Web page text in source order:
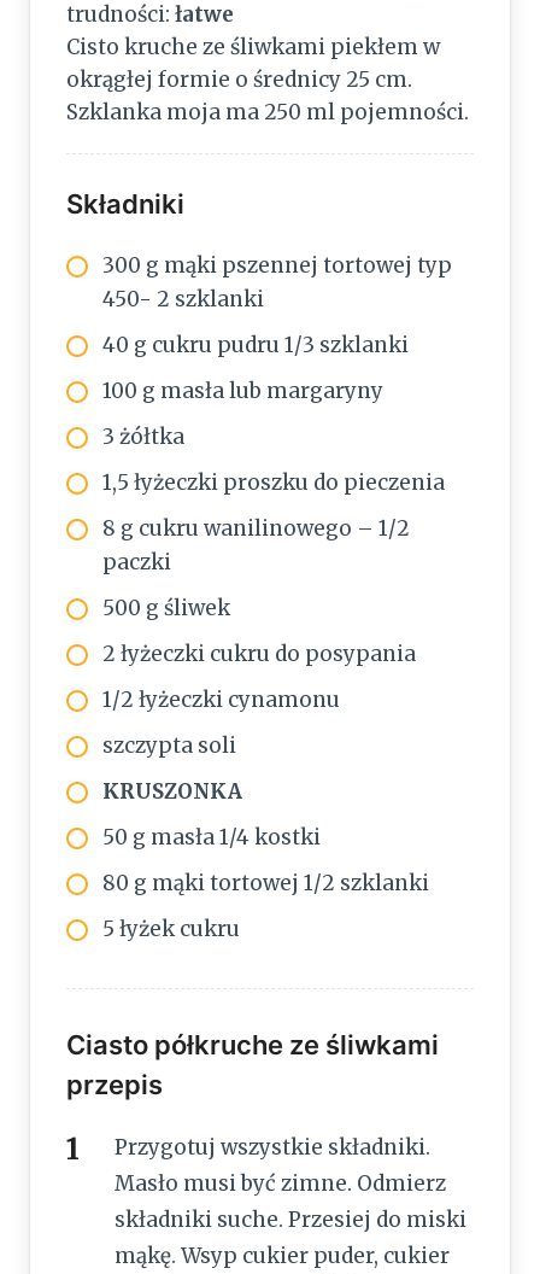
trudności: łatwe
Cisto kruche ze śliwkami piekłem w
okrągłej formie o średnicy 25 cm.
Szklanka moja ma 250 ml pojemności.
Składniki
300 g mąki pszennej tortowej typ
450- 2 szklanki
40 g cukru pudru 1/3 szklanki
100 g masła lub margaryny
3 żółtka
1,5 łyżeczki proszku do pieczenia
8 g cukru wanilinowego – 1/2
paczki
500 g śliwek
2 łyżeczki cukru do posypania
1/2 łyżeczki cynamonu
szczypta soli
KRUSZONKA
50 g masła 1/4 kostki
80 g mąki tortowej 1/2 szklanki
5 łyżek cukru
Ciasto półkruche ze śliwkami
przepis
Przygotuj wszystkie składniki.
Masło musi być zimne. Odmierz
składniki suche. Przesiej do miski
mąkę. Wsyp cukier puder, cukier